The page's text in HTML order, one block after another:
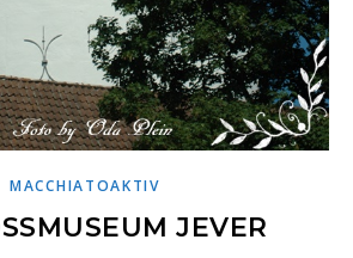
MACCHIATOAKTIV
JEVER